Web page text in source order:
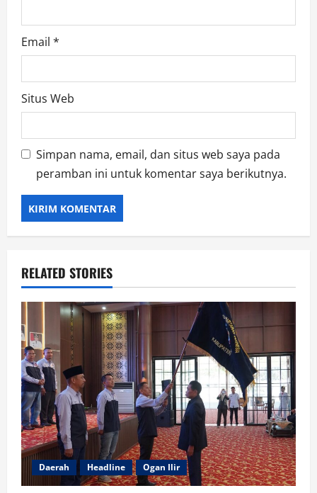
Email *
Situs Web
Simpan nama, email, dan situs web saya pada
peramban ini untuk komentar saya berikutnya.
RELATED STORIES
Daerah Headline Ogan Ilir